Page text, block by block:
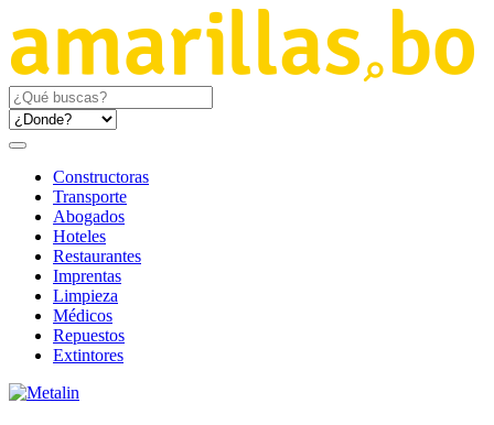
Constructoras
Transporte
Abogados
Hoteles
Restaurantes
Imprentas
Limpieza
Médicos
Repuestos
Extintores